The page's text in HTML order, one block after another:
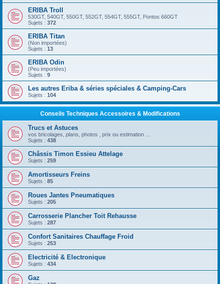
ERIBA Troll
530GT, 540GT, 550GT, 552GT, 554GT, 555GT, Pontos 660GT
Sujets : 372
ERIBA Titan
(Non importées)
Sujets : 13
ERIBA Odin
(Peu importées)
Sujets : 9
Les autres Eriba & séries spéciales & Camping-Cars
Sujets : 104
Conseils Techniques Accessoires & Modifications
Trucs et Astuces
vos bricolages, plans, photos , prix ou estimation ...
Sujets : 438
Châssis Timon Essieu Attelage
Sujets : 259
Amortisseurs Freins
Sujets : 85
Roues Jantes Pneumatiques
Sujets : 205
Carrosserie Plancher Toit Rehausse
Sujets : 287
Confort Sanitaires Chauffage Froid
Sujets : 253
Electricité & Electronique
Sujets : 434
Gaz